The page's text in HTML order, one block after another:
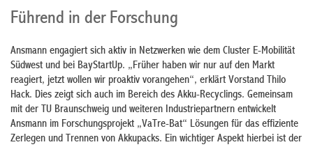
Führend in der Forschung
Ansmann engagiert sich aktiv in Netzwerken wie dem Cluster E-Mobilität
Südwest und bei BayStartUp. „Früher haben wir nur auf den Markt
reagiert, jetzt wollen wir proaktiv vorangehen“, erklärt Vorstand Thilo
Hack. Dies zeigt sich auch im Bereich des Akku-Recyclings. Gemeinsam
mit der TU Braunschweig und weiteren Industriepartnern entwickelt
Ansmann im Forschungsprojekt „VaTre-Bat“ Lösungen für das effiziente
Zerlegen und Trennen von Akkupacks. Ein wichtiger Aspekt hierbei ist der